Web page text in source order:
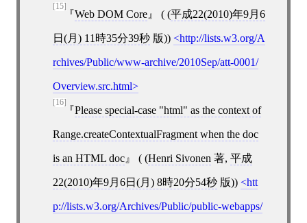
[15]
Web DOM Core ( (平成22(2010)年9月6
日(月) 11時35分39秒版)) http://lists.w3.org/A
rchives/Public/www-archive/2010Sep/att-0001/
Overview.src.html
[16]
Please special-case "html" as the context of
Range.createContextualFragment when the doc
is an HTML doc ( (Henri Sivonen 著, 平成
22(2010)年9月6日(月) 8時20分54秒版)) htt
p://lists.w3.org/Archives/Public/public-webapps/